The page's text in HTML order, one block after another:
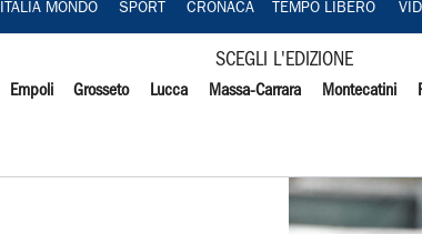
ITALIA MONDO SPORT CRONACA TEMPO LIBERO
SCEGLI L'EDIZIONE
Empoli Grosseto Lucca Massa-Carrara Montecatini